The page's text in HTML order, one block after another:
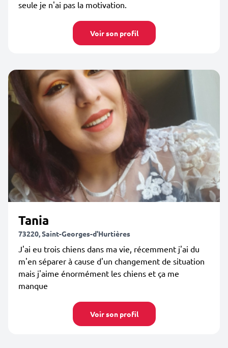
seule je n'ai pas la motivation.
Voir son profil
Tania
73220, Saint-Georges-d'Hurtières
J'ai eu trois chiens dans ma vie, récemment j'ai du
m'en séparer à cause d'un changement de situation
mais j'aime énormément les chiens et ça me
manque
Voir son profil